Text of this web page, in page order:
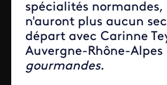
spécialités normandes,
n'auront plus aucun
départ avec Carinne
Auvergne-Rhône-Alpes
gourmandes.